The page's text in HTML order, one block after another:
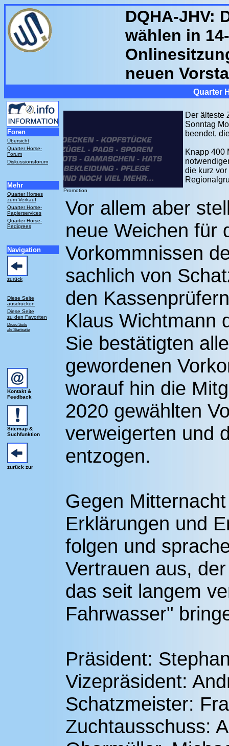
DQHA-JHV:
wählen in
neuen
Quarter
Foren
Übersicht
Quarter Horse-
Forum
Diskussionsforum
Mehr
Quarter Horses
zum Verkauf
Quarter Horse-
Papierservices
Quarter Horse-
Pedigrees
Navigation
zurück
Diese Seite
ausdrucken
Diese Seite
zu den Favoriten
Diese Seite
als Startseite
Kontakt &
Feedback
Sitemap &
Suchfunktion
zurück zur
Promotion
Der älteste
Sonntag
beendet,
Knapp 400
die kurz
Vor allem aber
neue Weichen für
Vorkommnissen
sachlich von
den
Klaus Wichtmann
Sie bestätigten
gewordenen
worauf hin die
2020 gewählten
verweigerten und
entzogen.
Gegen
Erklärungen und
folgen und
Vertrauen aus,
das seit langem
Fahrwasser"
Präsident:
Vizepräsident:
Schatzmeister:
Zuchtausschuss: